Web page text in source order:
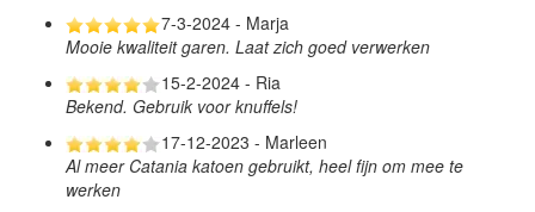
7-3-2024 - Marja
Mooie kwaliteit garen. Laat zich goed verwerken
15-2-2024 - Ria
Bekend. Gebruik voor knuffels!
17-12-2023 - Marleen
Al meer Catania katoen gebruikt, heel fijn om mee te
werken